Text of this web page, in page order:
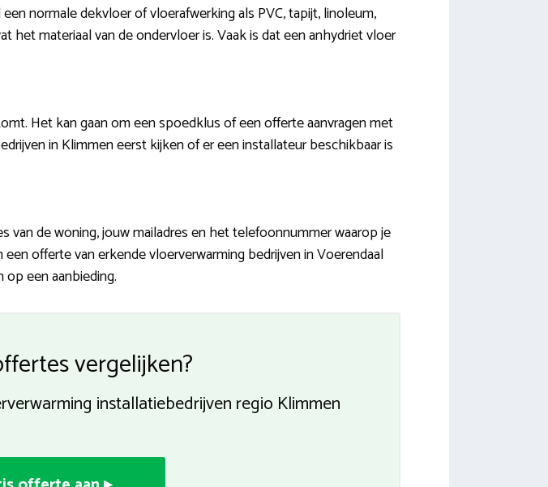
normale dekvloer of vloerafwerking als PVC, tapijt, linoleum,
het materiaal van de ondervloer is. Vaak is dat een anhydriet vloer
Het kan gaan om een spoedklus of een offerte aanvragen met
in Klimmen eerst kijken of er een installateur beschikbaar is
de woning, jouw mailadres en het telefoonnummer waarop je
offerte van erkende vloerverwarming bedrijven in Voerendaal
een aanbieding.
vergelijken?
installatiebedrijven regio Klimmen